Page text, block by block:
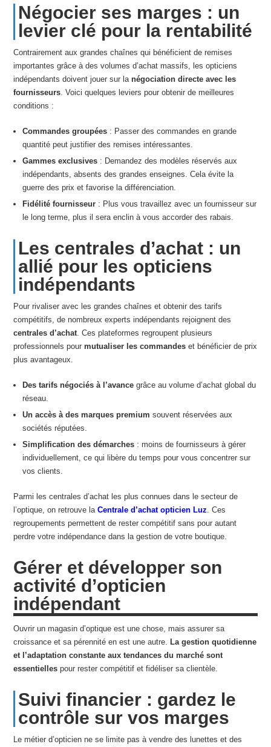
Négocier ses marges : un
levier clé pour la rentabilité
Contrairement aux grandes chaînes qui bénéficient de remises
importantes grâce à des volumes d’achat massifs, les opticiens
indépendants doivent jouer sur lanégociation directe avec les
fournisseurs . Voici quelques leviers pour obtenir de meilleures
conditions :
Commandes groupées : Passer des commandes en grande
quantité peut justifier des remises intéressantes.
Gammes exclusives : Demandez des modèles réservés aux
indépendants, absents des grandes enseignes. Cela évite la
guerre des prix et favorise la différenciation.
Fidélité fournisseur : Plus vous travaillez avec un fournisseur sur
le long terme, plus il sera enclin à vous accorder des rabais.
Les centrales d’achat : un
allié pour les opticiens
indépendants
Pour rivaliser avec les grandes chaînes et obtenir des tarifs
compétitifs, de nombreux experts indépendants rejoignent des
centrales d’achat . Ces plateformes regroupent plusieurs
professionnels pourmutualiser les commandes et bénéficier de prix
plus avantageux.
Des tarifs négociés à l’avance grâce au volume d’achat global du
réseau.
Un accès à des marques premium souvent réservées aux
sociétés réputées.
Simplification des démarches : moins de fournisseurs à gérer
individuellement, ce qui libère du temps pour vous concentrer sur
vos clients.
Parmi les centrales d’achat les plus connues dans le secteur de
l’optique, on retrouve laCentrale d’achat opticien Luz . Ces
regroupements permettent de rester compétitif sans pour autant
perdre votre indépendance dans la gestion de votre boutique.
Gérer et développer son
activité d’opticien
indépendant
Ouvrir un magasin d’optique est une chose, mais assurer sa
croissance et sa pérennité en est une autre.La gestion quotidienne
et l’adaptation constante aux tendances du marché sont
essentielles pour rester compétitif et fidéliser sa clientèle.
Suivi financier : gardez le
contrôle sur vos marges
Le métier d’opticien ne se limite pas à vendre des lunettes et des